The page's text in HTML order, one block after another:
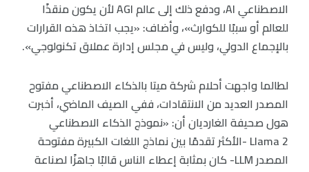
الاصطناعي AI، ودفع ذلك إلى عالم AGI لأن يكون منقذًا
للعالم أو سببًا للكوارث»، وأضاف: «يجب اتخاذ هذه القرارات
بالإجماع الدولي، وليس في مجلس إدارة عملاق تكنولوجي».
لطالما واجهت أحلام شركة ميتا بالذكاء الاصطناعي مفتوح
المصدر العديد من الانتقادات، ففي الصيف الماضي، أخبرت
هول صحيفة الغارديان أن: «نموذج الذكاء الاصطناعي
Llama 2 -الأكثر تقدمًا بين نماذج اللغات الكبيرة مفتوحة
المصدر LLM- كان بمثابة إعطاء الناس قالبًا جاهزًا لصناعة